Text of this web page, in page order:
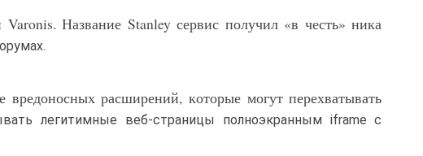
Название Stanley сервис получил «в честь» ника
вредоносных расширений, которые могут перехватывать
легитимные веб-страницы полноэкранным iframe с